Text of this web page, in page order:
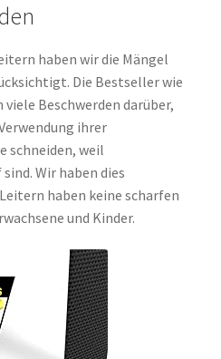
haben wir die Mängel
Die Bestseller wie
Beschwerden darüber,
ihrer
schneiden, weil
Wir haben dies
haben keine scharfen
und Kinder.